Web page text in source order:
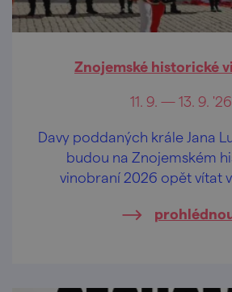
Znojemské historické
11. 9. — 13. 9. '26
Davy poddaných krále Jana
budou na Znojemském
vinobraní 2026 opět vítat
oslavovat jiskřivé víno,